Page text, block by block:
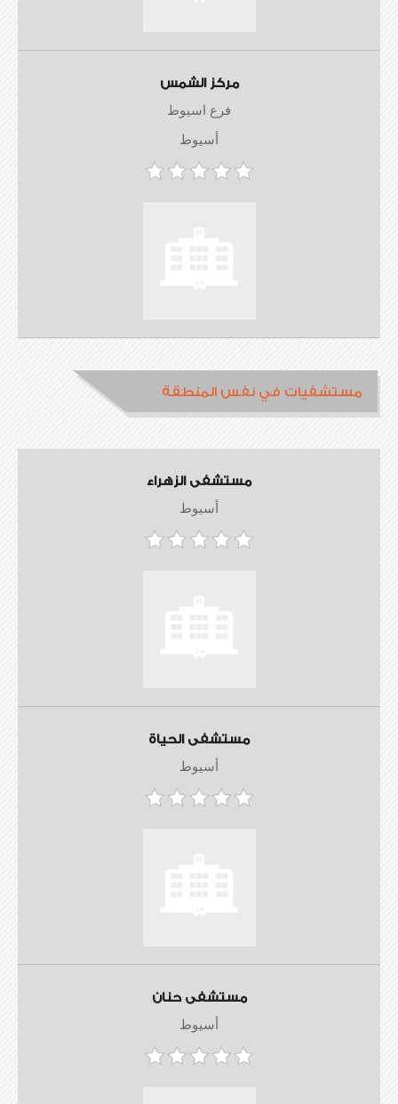
مركز الشمس
فرع اسيوط
أسيوط
مستشفيات في نفس المنطقة
مستشفى الزهراء
أسيوط
مستشفى الحياة
أسيوط
مستشفى حنان
أسيوط